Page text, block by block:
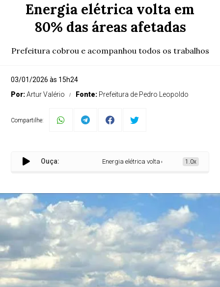
Energia elétrica volta em
80% das áreas afetadas
Prefeitura cobrou e acompanhou todos os trabalhos
03/01/2026 às 15h24
Por:Artur Valério Fonte: Prefeitura de Pedro Leopoldo
Compartilhe:
Ouça: Energia elétrica volta em 80% das áreas
1.0x